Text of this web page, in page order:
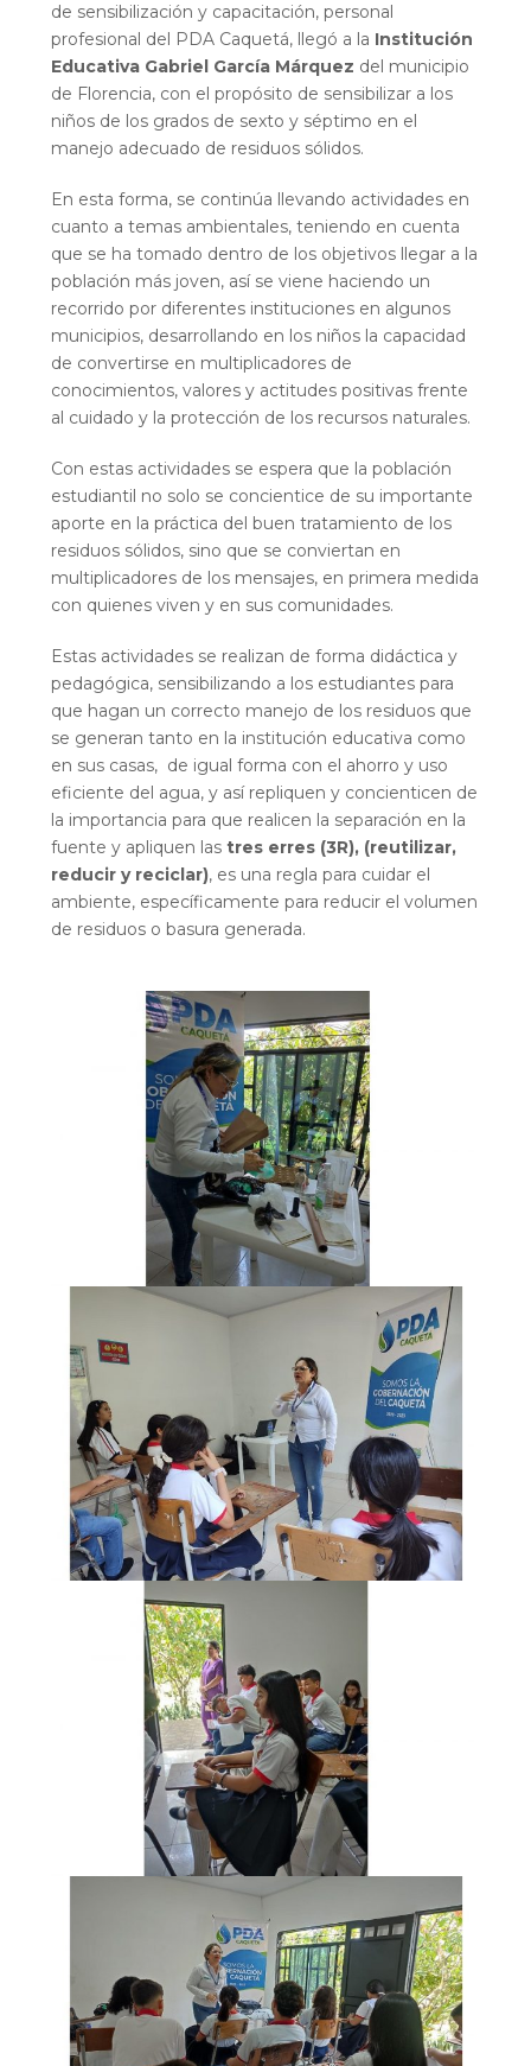
de sensibilización y capacitación, personal
profesional del PDA Caquetá, llegó a la Institución
Educativa Gabriel García Márquez del municipio
de Florencia, con el propósito de sensibilizar a los
niños de los grados de sexto y séptimo en el
manejo adecuado de residuos sólidos.
En esta forma, se continúa llevando actividades en
cuanto a temas ambientales, teniendo en cuenta
que se ha tomado dentro de los objetivos llegar a la
población más joven, así se viene haciendo un
recorrido por diferentes instituciones en algunos
municipios, desarrollando en los niños la capacidad
de convertirse en multiplicadores de
conocimientos, valores y actitudes positivas frente
al cuidado y la protección de los recursos naturales.
Con estas actividades se espera que la población
estudiantil no solo se concientice de su importante
aporte en la práctica del buen tratamiento de los
residuos sólidos, sino que se conviertan en
multiplicadores de los mensajes, en primera medida
con quienes viven y en sus comunidades.
Estas actividades se realizan de forma didáctica y
pedagógica, sensibilizando a los estudiantes para
que hagan un correcto manejo de los residuos que
se generan tanto en la institución educativa como
en sus casas, de igual forma con el ahorro y uso
eficiente del agua, y así repliquen y concienticen de
la importancia para que realicen la separación en la
fuente y apliquen las tres erres (3R), (reutilizar,
reducir y reciclar), es una regla para cuidar el
ambiente, específicamente para reducir el volumen
de residuos o basura generada.